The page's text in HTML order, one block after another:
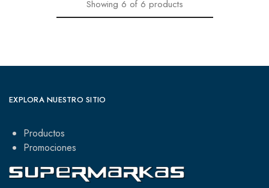
Showing 6 of 6 products
EXPLORA NUESTRO SITIO
Productos
Promociones